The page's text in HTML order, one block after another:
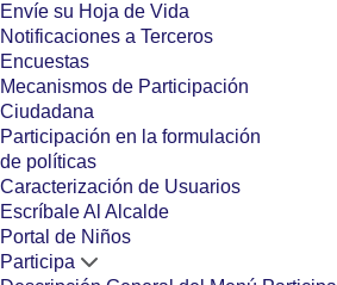
Envíe su Hoja de Vida
Notificaciones a Terceros
Encuestas
Mecanismos de Participación
Ciudadana
Participación en la formulación
de políticas
Caracterización de Usuarios
Escríbale Al Alcalde
Portal de Niños
Participa